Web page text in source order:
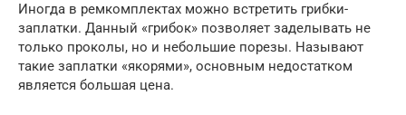
Иногда в ремкомплектах можно встретить грибки-
заплатки. Данный «грибок» позволяет заделывать не
только проколы, но и небольшие порезы. Называют
такие заплатки «якорями», основным недостатком
является большая цена.